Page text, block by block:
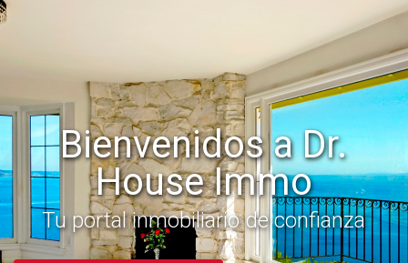
Bienvenidos a Dr.
House Immo
Tu portal inmobiliario de confianza